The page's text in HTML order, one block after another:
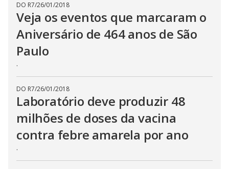
DO R7/26/01/2018
Veja os eventos que marcaram o
Aniversário de 464 anos de São
Paulo
.
DO R7/26/01/2018
Laboratório deve produzir 48
milhões de doses da vacina
contra febre amarela por ano
.